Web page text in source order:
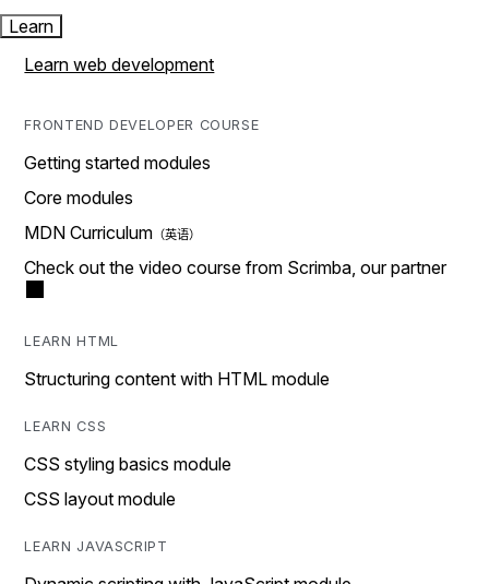
Learn
Learn web development
FRONTEND DEVELOPER COURSE
Getting started modules
Core modules
MDN Curriculum
Check out the video course from Scrimba, our partner
LEARN HTML
Structuring content with HTML module
LEARN CSS
CSS styling basics module
CSS layout module
LEARN JAVASCRIPT